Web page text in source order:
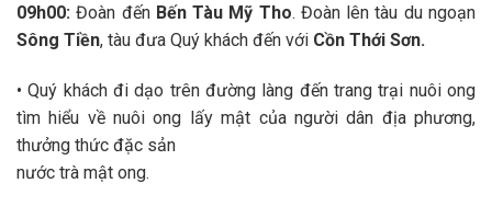
09h00: Đoàn đếnBến Tàu Mỹ Tho. Đoàn lên tàu du ngoạn
Sông Tiền, tàu đưa Quý khách đến với Cồn Thới Sơn.
• Quý khách đi dạo trên đường làng đến trang trại nuôi ong
tìm hiểu về nuôi ong lấy mật của người dân địa phương,
thưởng thức đặc sản
nước trà mật ong.